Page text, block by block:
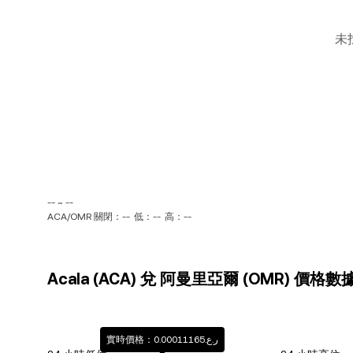
未
-- ~ --
ACA/OMR 關閉：-- 低：-- 高：--
Acala (ACA) 兌 阿曼里亞爾 (OMR) 價格數
實時價格：ر.ع.0.00011165